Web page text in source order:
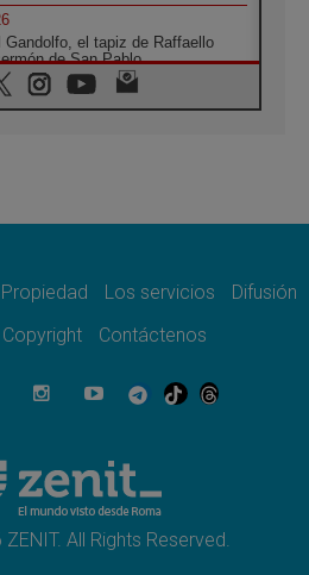
Gandolfo, el tapiz de Raffaello
de San Pablo
«la paz no se compra con una
de Genazzano
Vicariato Apostólico de Calapán
en diócesis
Los desplazados invisibles de una
Los servicios
Difusión
Copyright Contáctenos
All Rights Reserved.